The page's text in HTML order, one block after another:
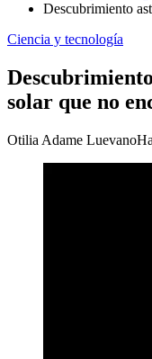
Descubrimiento
Ciencia y tecnología
solar que no
Otilia Adame Luevano